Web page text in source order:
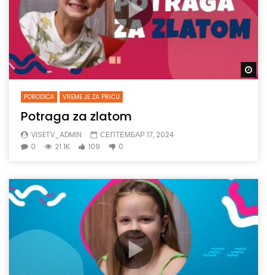
PORODICA VREME JE ZA PRIČU
Potraga za zlatom
VISETV_ADMIN
СЕПТЕМБАР 17, 2024
0
21.1K 109 0